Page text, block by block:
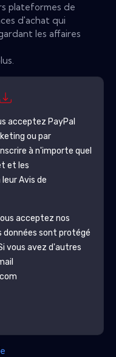
plateformes de
d'achat qui
les affaires
acceptez PayPal
ou par
à n'importe quel
et les
Avis de
acceptez nos
sont protégé
vous avez d'autres